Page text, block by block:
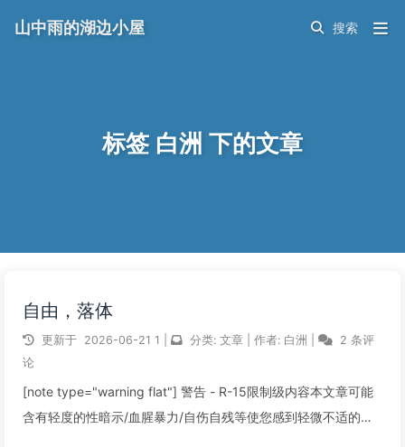
标签 白洲 下的文章
山中雨的湖边小屋
自由，落体
更新于 2026-06-21 1 分类: 文章 作者: 白洲
2 条评
论
[note type="warning flat"] 警告 - R-15限制级内容本文章可能
含有轻度的性暗示/血腥暴力/自伤自残等使您感到轻微不适的内